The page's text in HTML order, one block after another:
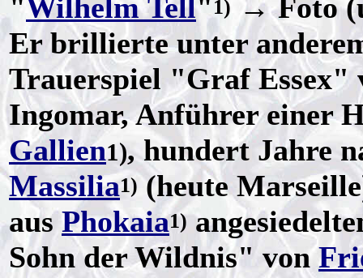
"Wilhelm Tell" 1)
→ Foto
Er brillierte unter
Trauerspiel "Graf Essex"
Ingomar, Anführer einer
Gallien1), hundert Jahre
Massilia1)(heute
ausPhokaia1)
Sohn der Wildnis" von